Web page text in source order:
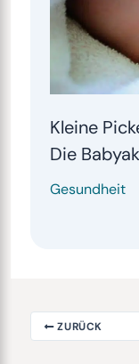
Kleine
Die
Gesundheit
ZURÜCK